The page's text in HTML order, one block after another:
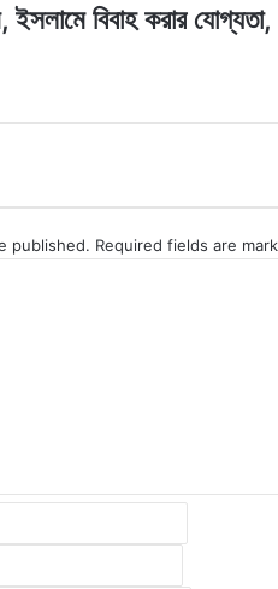
ইসলামে বিবাহ করার যোগ্যতা,
published. Required fields are